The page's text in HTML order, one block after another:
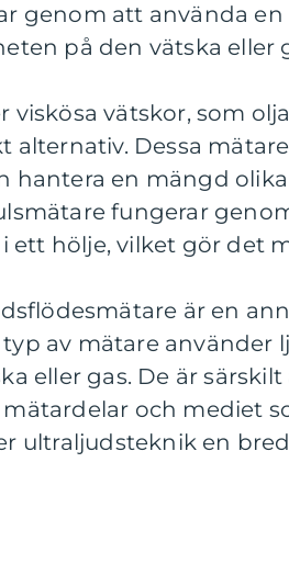
genom att använda
på den vätska
viskösa vätskor, som
alternativ. Dessa
hantera en mängd
fungerar
i ett hölje, vilket gör det
är en
av mätare använder
eller gas. De är
och mediet
ultraljudsteknik en